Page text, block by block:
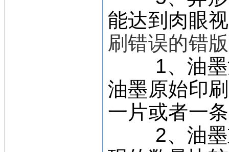
能达到肉眼
刷错误的错
1、油墨
油墨原始印
一片或者一
2、油墨